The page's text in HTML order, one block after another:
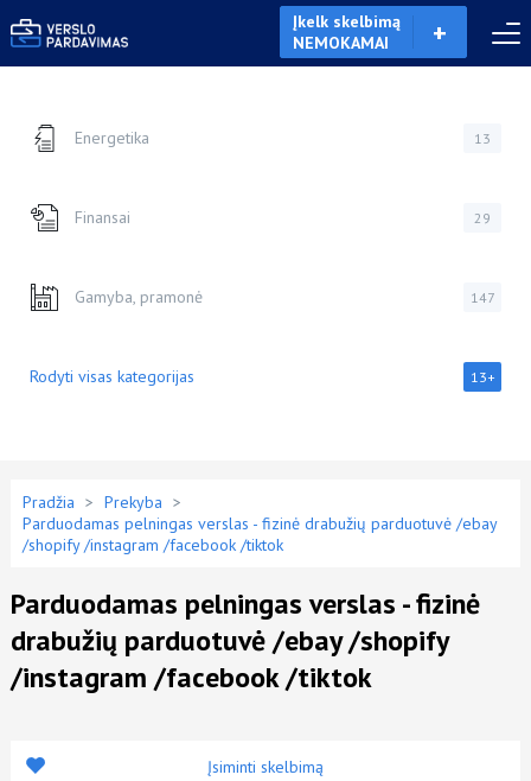
Įkelk skelbimą
NEMOKAMAI
Energetika 13
Finansai 29
Gamyba, pramonė 147
Rodyti visas kategorijas 13+
Pradžia > Prekyba >
Parduodamas pelningas verslas - fizinė drabužių parduotuvė /ebay
/shopify /instagram /facebook /tiktok
Parduodamas pelningas verslas - fizinė
drabužių parduotuvė /ebay /shopify
/instagram /facebook /tiktok
Įsiminti skelbimą